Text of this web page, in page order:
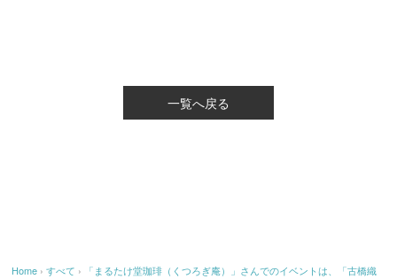
一覧へ戻る
Home ›すべて ›
「まるたけ堂珈琲（くつろぎ庵）」さんでのイベントは、「古橋織